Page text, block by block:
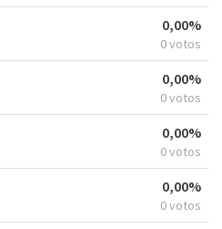
0,00%
0 votos
0,00%
0 votos
0,00%
0 votos
0,00%
0 votos